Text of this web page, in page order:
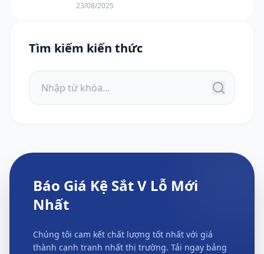
23/08/2025
Tìm kiếm kiến thức
Báo Giá Kệ Sắt V Lỗ Mới
Nhất
Chúng tôi cam kết chất lượng tốt nhất với giá
thành cạnh tranh nhất thị trường. Tải ngay bảng